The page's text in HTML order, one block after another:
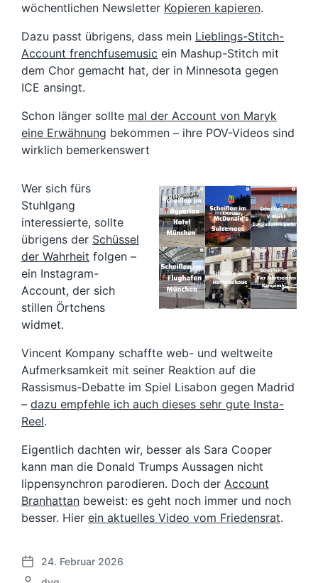
wöchentlichen Newsletter Kopieren kapieren.
Dazu passt übrigens, dass mein Lieblings-Stitch-
Account frenchfusemusic ein Mashup-Stitch mit
dem Chor gemacht hat, der in Minnesota gegen
ICE ansingt.
Schon länger sollte mal der Account von Maryk
eine Erwähnung bekommen – ihre POV-Videos sind
wirklich bemerkenswert
Wer sich fürs
Stuhlgang
interessierte, sollte
übrigens der Schüssel
der Wahrheit folgen –
ein Instagram-
Account, der sich
stillen Örtchens
widmet.
Vincent Kompany schaffte web- und weltweite
Aufmerksamkeit mit seiner Reaktion auf die
Rassismus-Debatte im Spiel Lisabon gegen Madrid
– dazu empfehle ich auch dieses sehr gute Insta-
Reel.
Eigentlich dachten wir, besser als Sara Cooper
kann man die Donald Trumps Aussagen nicht
lippensynchron parodieren. Doch der Account
Branhattan beweist: es geht noch immer und noch
besser. Hier ein aktuelles Video vom Friedensrat.
V
24. Februar 2026